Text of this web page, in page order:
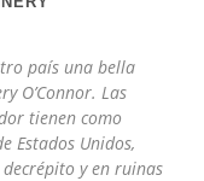
país una bella
O’Connor. Las
tienen como
Estados Unidos,
y en ruinas